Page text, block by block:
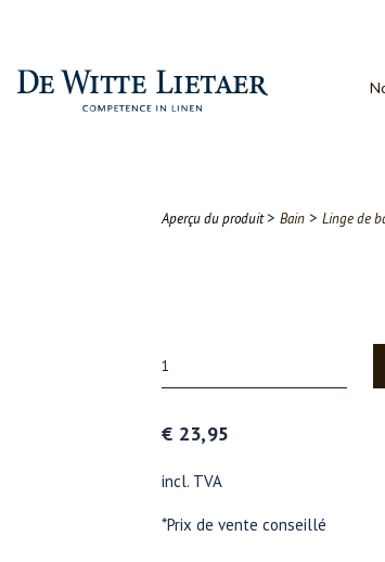
Aperçu du produit > Bain > Linge de
€ 23,95
incl. TVA
*Prix de vente conseillé